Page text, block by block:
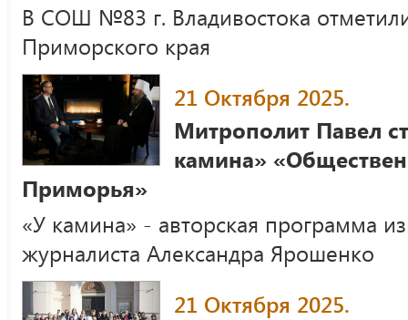
В СОШ №83 г. Владивостока
Приморского края
21 Октября 2025.
Митрополит Павел
камина»
Приморья»
«У камина» - авторская программа
журналиста Александра Ярошенко
21 Октября 2025.